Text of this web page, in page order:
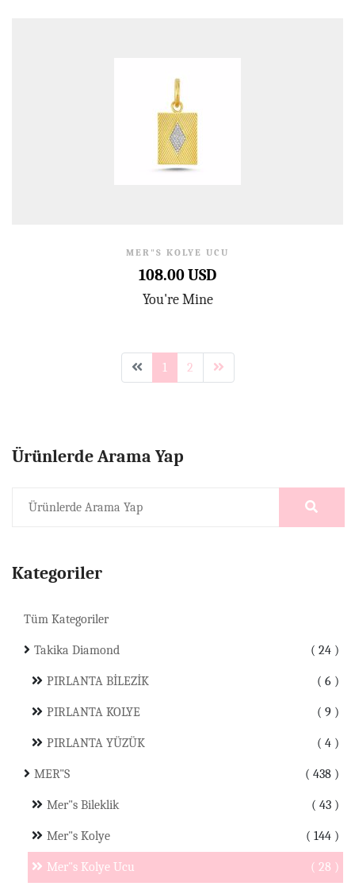
Ürünlerde Arama Yap
Kategoriler
Tüm Kategoriler
24
Takika Diamond
6
PIRLANTA BİLEZİK
9
PIRLANTA KOLYE
4
PIRLANTA YÜZÜK
438
MER"S
43
Mer"s Bileklik
144
Mer"s Kolye
28
Mer"s Kolye Ucu
MER"S KOLYE UCU
108.00 USD
You're Mine
1 2